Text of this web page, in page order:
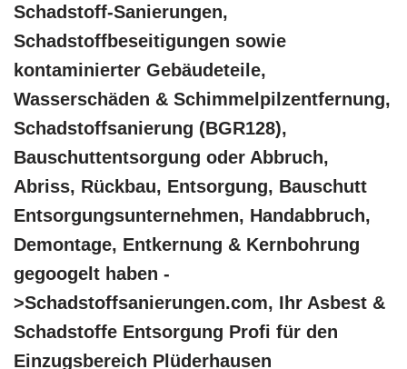
Schadstoff-Sanierungen,
Schadstoffbeseitigungen sowie
kontaminierter Gebäudeteile,
Wasserschäden & Schimmelpilzentfernung,
Schadstoffsanierung (BGR128),
Bauschuttentsorgung oder Abbruch,
Abriss, Rückbau, Entsorgung, Bauschutt
Entsorgungsunternehmen, Handabbruch,
Demontage, Entkernung & Kernbohrung
gegoogelt haben -
>Schadstoffsanierungen.com, Ihr Asbest &
Schadstoffe Entsorgung Profi für den
Einzugsbereich Plüderhausen